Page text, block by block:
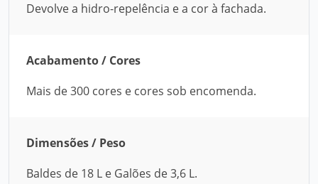
Devolve a hidro-repelência e a cor à fachada.
Acabamento / Cores
Mais de 300 cores e cores sob encomenda.
Dimensões / Peso
Baldes de 18 L e Galões de 3,6 L.